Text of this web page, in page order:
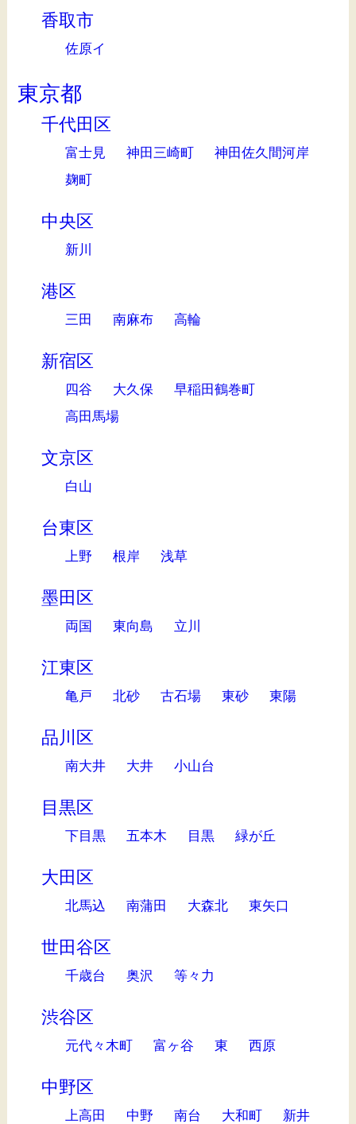
香取市
佐原イ
東京都
千代田区
富士見 神田三崎町
神田佐久間河岸
麹町
中央区
新川
港区
三田 南麻布 高輪
新宿区
四谷 大久保
早稲田鶴巻町
高田馬場
文京区
白山
台東区
上野 根岸 浅草
墨田区
両国 東向島 立川
江東区
亀戸 北砂 古石場 東砂 東陽
品川区
南大井 大井 小山台
目黒区
下目黒 五本木 目黒 緑が丘
大田区
北馬込 南蒲田 大森北 東矢口
世田谷区
千歳台 奥沢 等々力
渋谷区
元代々木町 富ヶ谷 東 西原
中野区
上高田 中野 南台 大和町
新井